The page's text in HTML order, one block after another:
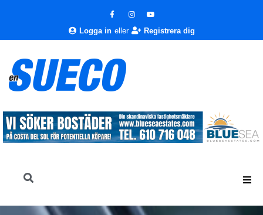
Logga in eller Registrera dig